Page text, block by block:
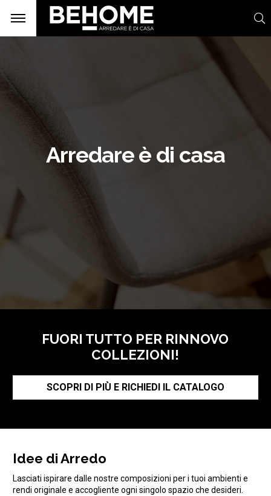
Arredare è di casa
FUORI TUTTO PER RINNOVO
COLLEZIONI!
SCOPRI DI PIÙ E RICHIEDI IL CATALOGO
Idee di Arredo
Lasciati ispirare dalle nostre composizioni per i tuoi ambienti e
rendi originale e accogliente ogni singolo spazio che desideri.